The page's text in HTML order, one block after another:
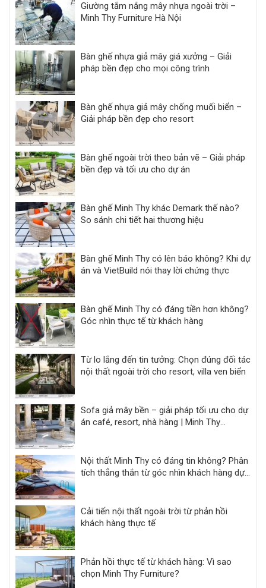
Giường tắm nắng mây nhựa ngoài trời –
Minh Thy Furniture Hà Nội
Bàn ghế nhựa giả mây giá xưởng – Giải
pháp bền đẹp cho mọi công trình
Bàn ghế nhựa giả mây chống muối biển –
Giải pháp bền đẹp cho resort
Bàn ghế ngoài trời theo bản vẽ – Giải pháp
bền đẹp và tối ưu cho dự án
Bàn ghế Minh Thy khác Demark thế nào?
So sánh chi tiết hai thương hiệu
Bàn ghế Minh Thy có lên báo không? Khi dự
án và VietBuild nói thay lời chứng thực
Bàn ghế Minh Thy có đáng tiền hơn không?
Góc nhìn thực tế từ khách hàng
Từ lo lắng đến tin tưởng: Chọn đúng đối tác
nội thất ngoài trời cho resort, villa ven biển
Sofa giả mây bền – giải pháp tối ưu cho dự
án café, resort, nhà hàng | Minh Thy
Nội thất Minh Thy có đáng tin không? Phân
tích thẳng thắn từ góc nhìn khách hàng dự
Cải tiến nội thất ngoài trời từ phản hồi
khách hàng thực tế
Phản hồi thực tế từ khách hàng: Vì sao
chọn Minh Thy Furniture?